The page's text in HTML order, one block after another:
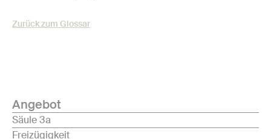
Zurück zum Glossar
Angebot
Säule 3a
Freizügigkeit